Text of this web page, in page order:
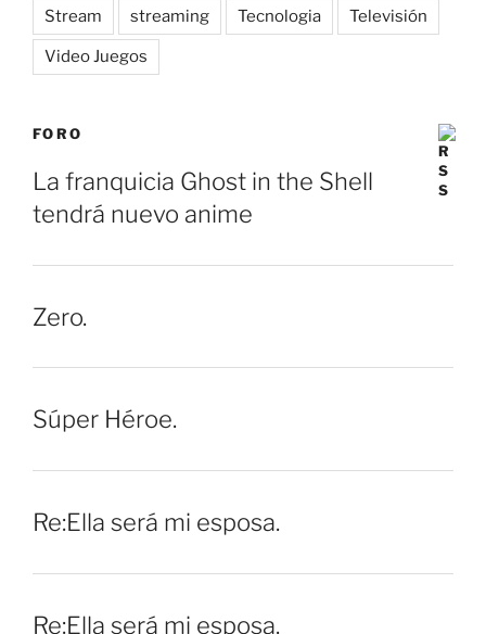
Stream streaming Tecnologia Televisión
Video Juegos
FORO
La franquicia Ghost in the Shell
tendrá nuevo anime
Zero.
Súper Héroe.
Re:Ella será mi esposa.
Re:Ella será mi esposa.